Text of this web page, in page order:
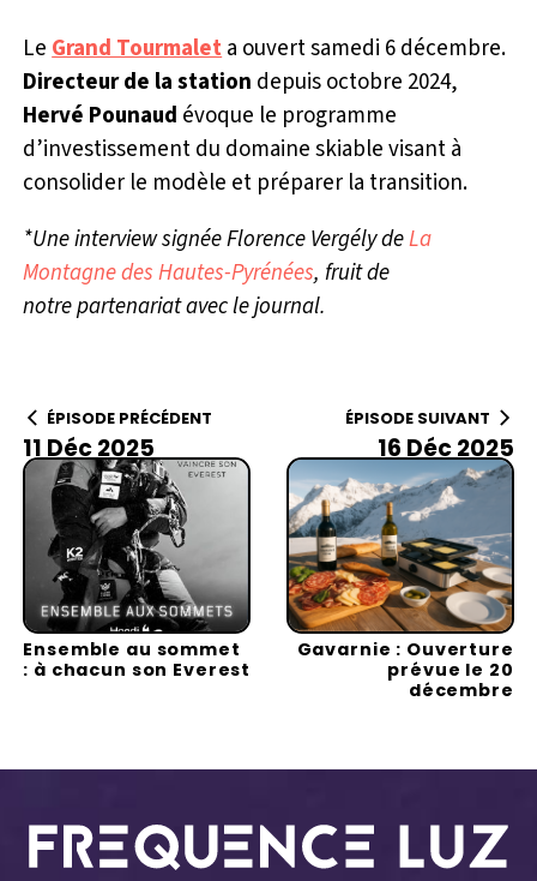
LeGrand Tourmaleta ouvert samedi 6 décembre.
Directeur de la station depuis octobre 2024,
Hervé Pounaud évoque le programme
d’investissement du domaine skiable visant à
consolider le modèle et préparer la transition.
*Une interview signée Florence Vergély deLa
Montagne des Hautes-Pyrénées, fruit de
notre partenariat avec le journal.
ÉPISODE PRÉCÉDENT
11 Déc 2025
Ensemble au sommet
: à chacun son Everest
ÉPISODE SUIVANT
16 Déc 2025
Gavarnie : Ouverture
prévue le 20
décembre